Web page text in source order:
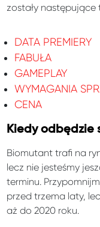
zostały następujące
DATA PREMIERY
FABUŁA
GAMEPLAY
WYMAGANIA
CENA
Kiedy odbędzie
Biomutant trafi na
lecz nie jesteśmy
terminu.
przed trzema laty,
aż do 2020 roku.